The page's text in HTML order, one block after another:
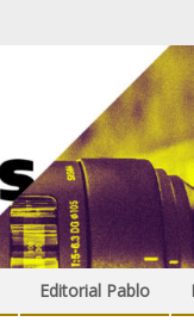
Editorial Pablo